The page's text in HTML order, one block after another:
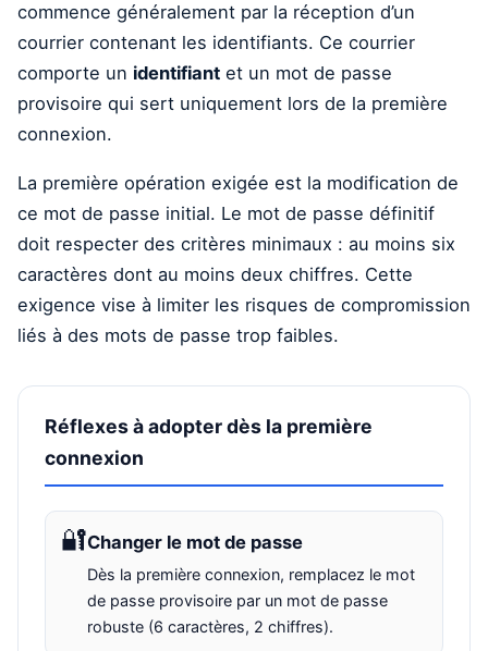
commence généralement par la réception d’un
courrier contenant les identifiants. Ce courrier
comporte un identifiant et un mot de passe
provisoire qui sert uniquement lors de la première
connexion.
La première opération exigée est la modification de
ce mot de passe initial. Le mot de passe définitif
doit respecter des critères minimaux : au moins six
caractères dont au moins deux chiffres. Cette
exigence vise à limiter les risques de compromission
liés à des mots de passe trop faibles.
Réflexes à adopter dès la première
connexion
🔐Changer le mot de passe
Dès la première connexion, remplacez le mot
de passe provisoire par un mot de passe
robuste (6 caractères, 2 chiffres).